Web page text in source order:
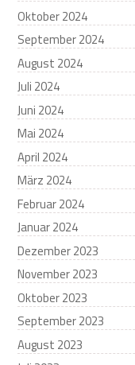
Oktober 2024
September 2024
August 2024
Juli 2024
Juni 2024
Mai 2024
April 2024
März 2024
Februar 2024
Januar 2024
Dezember 2023
November 2023
Oktober 2023
September 2023
August 2023